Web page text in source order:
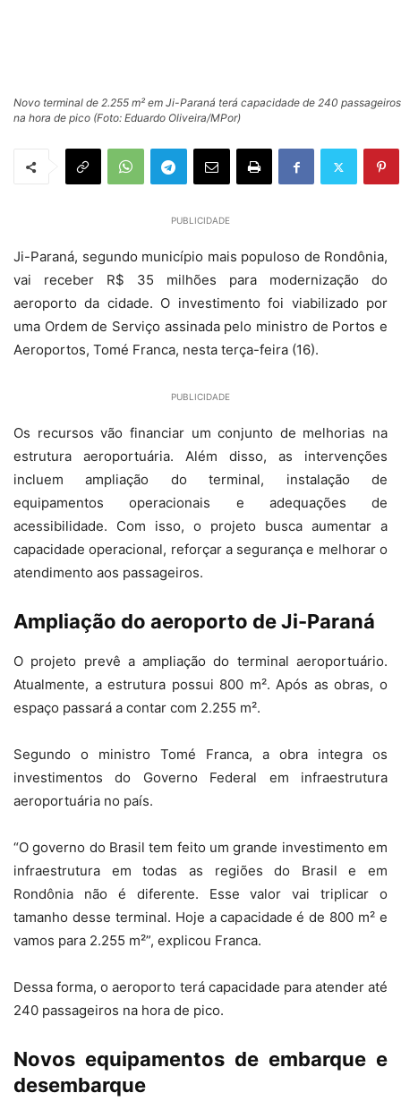
Novo terminal de 2.255 m² em Ji-Paraná terá capacidade de 240 passageiros
na hora de pico (Foto: Eduardo Oliveira/MPor)
PUBLICIDADE
Ji-Paraná, segundo município mais populoso de Rondônia,
vai receber R$ 35 milhões para modernização do
aeroporto da cidade. O investimento foi viabilizado por
uma Ordem de Serviço assinada pelo ministro de Portos e
Aeroportos, Tomé Franca, nesta terça-feira (16).
PUBLICIDADE
Os recursos vão financiar um conjunto de melhorias na
estrutura aeroportuária. Além disso, as intervenções
incluem ampliação do terminal, instalação de
equipamentos operacionais e adequações de
acessibilidade. Com isso, o projeto busca aumentar a
capacidade operacional, reforçar a segurança e melhorar o
atendimento aos passageiros.
Ampliação do aeroporto de Ji-Paraná
O projeto prevê a ampliação do terminal aeroportuário.
Atualmente, a estrutura possui 800 m². Após as obras, o
espaço passará a contar com 2.255 m².
Segundo o ministro Tomé Franca, a obra integra os
investimentos do Governo Federal em infraestrutura
aeroportuária no país.
“O governo do Brasil tem feito um grande investimento em
infraestrutura em todas as regiões do Brasil e em
Rondônia não é diferente. Esse valor vai triplicar o
tamanho desse terminal. Hoje a capacidade é de 800 m² e
vamos para 2.255 m²”, explicou Franca.
Dessa forma, o aeroporto terá capacidade para atender até
240 passageiros na hora de pico.
Novos equipamentos de embarque e
desembarque